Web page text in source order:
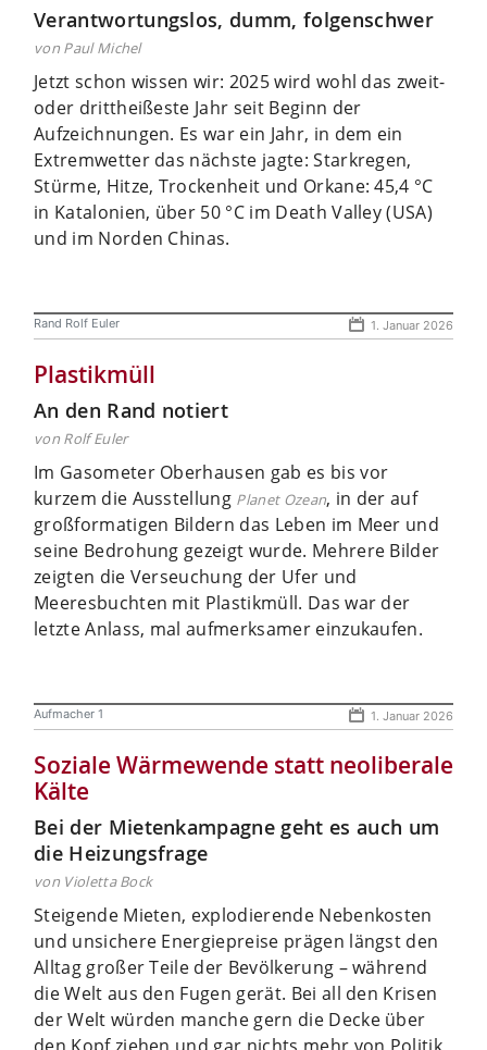
Verantwortungslos, dumm, folgenschwer
von Paul Michel
Jetzt schon wissen wir: 2025 wird wohl das zweit-
oder drittheißeste Jahr seit Beginn der
Aufzeichnungen. Es war ein Jahr, in dem ein
Extremwetter das nächste jagte: Starkregen,
Stürme, Hitze, Trockenheit und Orkane: 45,4 °C
in Katalonien, über 50 °C im Death Valley (USA)
und im Norden Chinas.
Rand Rolf Euler 1. Januar 2026
Plastikmüll
An den Rand notiert
von Rolf Euler
Im Gasometer Oberhausen gab es bis vor
kurzem die Ausstellung Planet Ozean, in der auf
großformatigen Bildern das Leben im Meer und
seine Bedrohung gezeigt wurde. Mehrere Bilder
zeigten die Verseuchung der Ufer und
Meeresbuchten mit Plastikmüll. Das war der
letzte Anlass, mal aufmerksamer einzukaufen.
Aufmacher 1 1. Januar 2026
Soziale Wärmewende statt neoliberale
Kälte
Bei der Mietenkampagne geht es auch um
die Heizungsfrage
von Violetta Bock
Steigende Mieten, explodierende Nebenkosten
und unsichere Energiepreise prägen längst den
Alltag großer Teile der Bevölkerung – während
die Welt aus den Fugen gerät. Bei all den Krisen
der Welt würden manche gern die Decke über